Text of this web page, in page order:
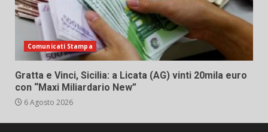
Comunicati Stampa
Gratta e Vinci, Sicilia: a Licata (AG) vinti 20mila euro
con “Maxi Miliardario New”
6 Agosto 2026